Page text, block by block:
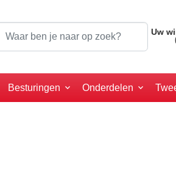
Uw
Besturingen Onderdelen